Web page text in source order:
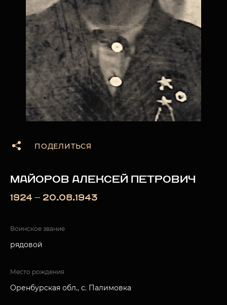
ПОДЕЛИТЬСЯ
МАЙОРОВ АЛЕКСЕЙ ПЕТРОВИЧ
1924 — 20.08.1943
Воинское звание
рядовой
Место рождения
Оренбурская обл., с. Палимовка